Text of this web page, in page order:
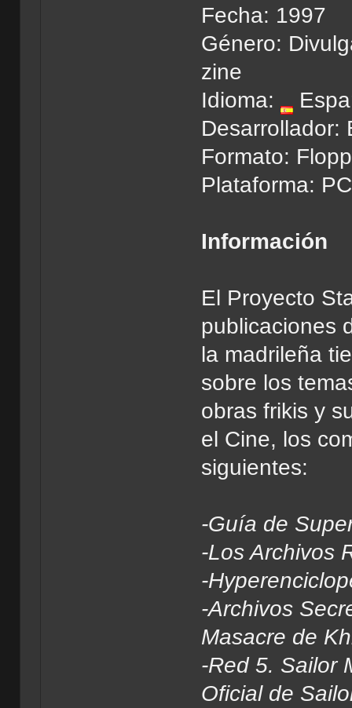
Fecha: 1997
Género:
zine
Idioma:
Desarrollador:
Formato:
Plataforma:
Información
El Proyecto
publicaciones
la madrileña
sobre los
obras frikis y
el Cine, los
siguientes:
-Guía de
-Los Archivos
-
-Archivos
Masacre de
-Red 5. Sailor
Oficial de